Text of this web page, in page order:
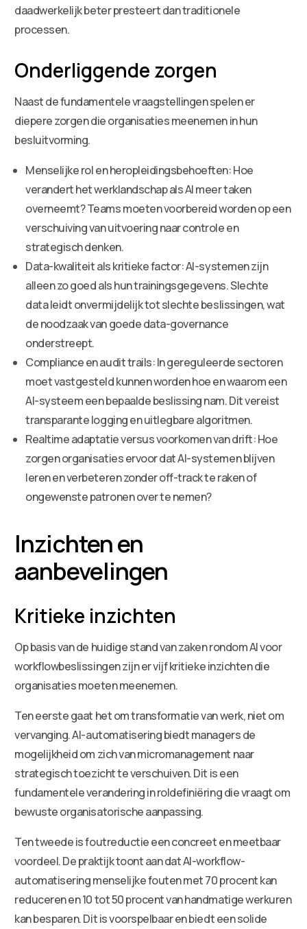
daadwerkelijk beter presteert dan traditionele
processen.
Onderliggende zorgen
Naast de fundamentele vraagstellingen spelen er
diepere zorgen die organisaties meenemen in hun
besluitvorming.
Menselijke rol en heropleidingsbehoeften: Hoe
verandert het werklandschap als AI meer taken
overneemt? Teams moeten voorbereid worden op een
verschuiving van uitvoering naar controle en
strategisch denken.
Data-kwaliteit als kritieke factor: AI-systemen zijn
alleen zo goed als hun trainingsgegevens. Slechte
data leidt onvermijdelijk tot slechte beslissingen, wat
de noodzaak van goede data-governance
onderstreept.
Compliance en audit trails: In gereguleerde sectoren
moet vastgesteld kunnen worden hoe en waarom een
AI-systeem een bepaalde beslissing nam. Dit vereist
transparante logging en uitlegbare algoritmen.
Realtime adaptatie versus voorkomen van drift: Hoe
zorgen organisaties ervoor dat AI-systemen blijven
leren en verbeteren zonder off-track te raken of
ongewenste patronen over te nemen?
Inzichten en
aanbevelingen
Kritieke inzichten
Op basis van de huidige stand van zaken rondom AI voor
workflowbeslissingen zijn er vijf kritieke inzichten die
organisaties moeten meenemen.
Ten eerste gaat het om transformatie van werk, niet om
vervanging. AI-automatisering biedt managers de
mogelijkheid om zich van micromanagement naar
strategisch toezicht te verschuiven. Dit is een
fundamentele verandering in roldefiniëring die vraagt om
bewuste organisatorische aanpassing.
Ten tweede is foutreductie een concreet en meetbaar
voordeel. De praktijk toont aan dat AI-workflow-
automatisering menselijke fouten met 70 procent kan
reduceren en 10 tot 50 procent van handmatige werkuren
kan besparen. Dit is voorspelbaar en biedt een solide